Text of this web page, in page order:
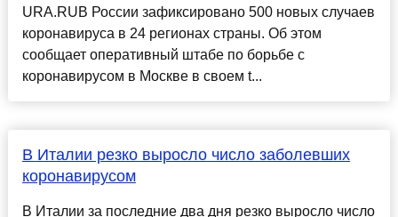
URA.RUВ России зафиксировано 500 новых случаев
коронавируса в 24 регионах страны. Об этом
сообщает оперативный штабе по борьбе с
коронавирусом в Москве в своем t...
В Италии резко выросло число заболевших
коронавирусом
В Италии за последние два дня резко выросло число